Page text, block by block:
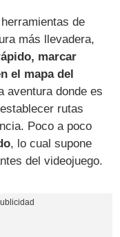
de
más llevadera,
marcar
el mapa del
aventura donde es
rutas
Poco a poco
, lo cual supone
del videojuego.